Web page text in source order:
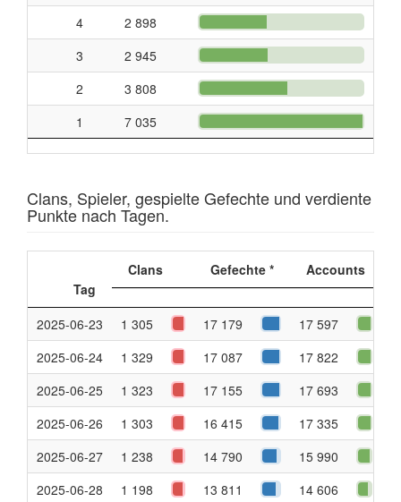
4
2 898
3
2 945
2
3 808
1
7 035
Clans, Spieler, gespielte Gefechte und verdiente
Punkte nach Tagen.
Tag
Clans Gefechte * Accounts
2025-06-23 1 305 17 179 17 597
2025-06-24
1 329 17 087 17 822
2025-06-25
1 323 17 155 17 693
2025-06-26
1 303 16 415 17 335
2025-06-27
1 238 14 790 15 990
2025-06-28
1 198 13 811 14 606